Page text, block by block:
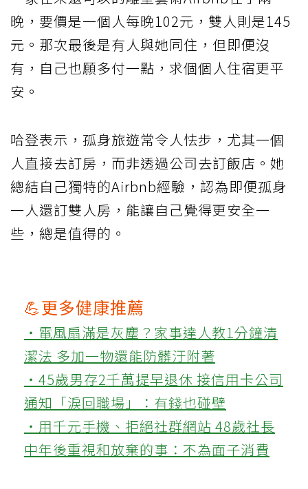
晚，要價是一個人每晚102元，雙人則是145
元。那次最後是有人與她同住，但即便沒
有，自己也願多付一點，求個個人住宿更平
安。
哈登表示，孤身旅遊常令人怯步，尤其一個
人直接去訂房，而非透過公司去訂飯店。她
總結自己獨特的Airbnb經驗，認為即便孤身
一人還訂雙人房，能讓自己覺得更安全一
些，總是值得的。
💪更多健康推薦
‧電風扇滿是灰塵？家事達人教1分鐘清
潔法 多加一物還能防髒汙附著
‧45歲男存2千萬提早退休 接信用卡公司
通知「淚回職場」：有錢也碰壁
‧用千元手機、拒絕社群網站 48歲社長
中年後重視和放棄的事：不為面子消費